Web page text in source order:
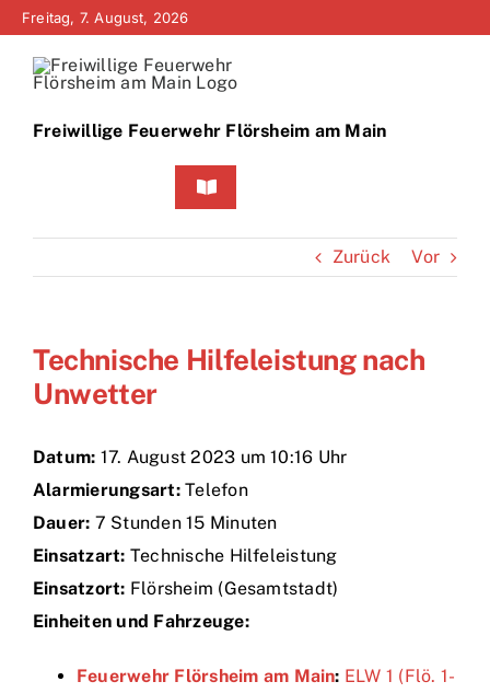
Zum
springen
Freitag, 7. August, 2026
Freiwillige Feuerwehr Flörsheim am Main
Toggle
Home
Bürgerinfo
Technik
Zurück Vor
Technische Hilfeleistung nach
Unwetter
Datum: 17. August 2023 um 10:16 Uhr
Alarmierungsart:Telefon
Dauer: 7 Stunden 15 Minuten
Einsatzart: Technische Hilfeleistung
Einsatzort: Flörsheim (Gesamtstadt)
Einheiten und Fahrzeuge:
Feuerwehr Flörsheim am Main: ELW 1 (Flö. 1-